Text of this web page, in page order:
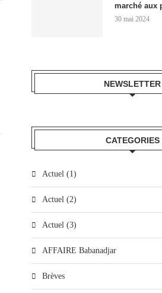
marché aux
30 mai 2024
NEWSLETTER
CATEGORIES
Actuel (1)
Actuel (2)
Actuel (3)
AFFAIRE Babanadjar
Brèves